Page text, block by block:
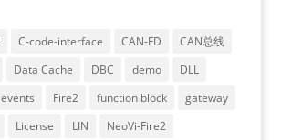
C-code-interface CAN-FD
CAN总线
Data Cache DBC demo
DLL
events Fire2 function block
gateway
License LIN
NeoVi-Fire2